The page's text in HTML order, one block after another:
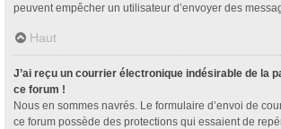
peuvent empêcher un utilisateur d’envoyer des
Haut
J’ai reçu un courrier électronique indésirable de la
ce forum !
Nous en sommes navrés. Le formulaire d’envoi de
ce forum possède des protections qui essaient de